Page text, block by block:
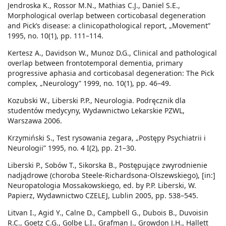
Jendroska K., Rossor M.N., Mathias C.J., Daniel S.E.,
Morphological overlap between corticobasal degeneration
and Pick’s disease: a clinicopathological report, „Movement”
1995, no. 10(1), pp. 111–114.
Kertesz A., Davidson W., Munoz D.G., Clinical and pathological
overlap between frontotemporal dementia, primary
progressive aphasia and corticobasal degeneration: The Pick
complex, „Neurology” 1999, no. 10(1), pp. 46–49.
Kozubski W., Liberski P.P., Neurologia. Podręcznik dla
studentów medycyny, Wydawnictwo Lekarskie PZWL,
Warszawa 2006.
Krzymiński S., Test rysowania zegara, „Postępy Psychiatrii i
Neurologii” 1995, no. 4 I(2), pp. 21–30.
Liberski P., Sobów T., Sikorska B., Postępujące zwyrodnienie
nadjądrowe (choroba Steele-Richardsona-Olszewskiego), [in:]
Neuropatologia Mossakowskiego, ed. by P.P. Liberski, W.
Papierz, Wydawnictwo CZELEJ, Lublin 2005, pp. 538–545.
Litvan I., Agid Y., Calne D., Campbell G., Dubois B., Duvoisin
R.C., Goetz C.G., Golbe L.I., Grafman J., Growdon J.H., Hallett